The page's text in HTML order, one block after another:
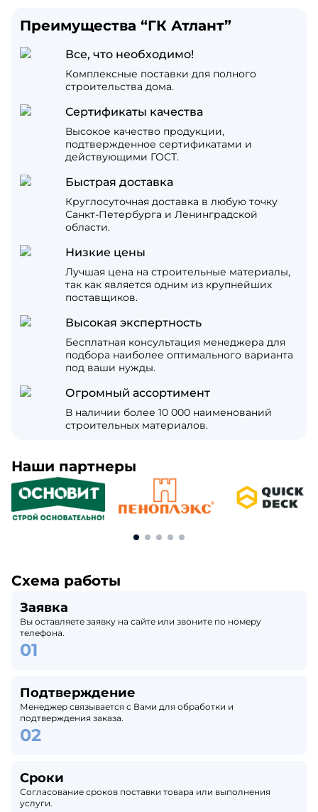
Преимущества “ГК Атлант”
Все, что необходимо!
Комплексные поставки для полного
строительства дома.
Сертификаты качества
Высокое качество продукции,
подтвержденное сертификатами и
действующими ГОСТ.
Быстрая доставка
Круглосуточная доставка в любую точку
Санкт-Петербурга и Ленинградской
области.
Низкие цены
Лучшая цена на строительные материалы,
так как является одним из крупнейших
поставщиков.
Высокая экспертность
Бесплатная консультация менеджера для
подбора наиболее оптимального варианта
под ваши нужды.
Огромный ассортимент
В наличии более 10 000 наименований
строительных материалов.
Наши партнеры
Схема работы
Заявка
Вы оставляете заявку на сайте или звоните по номеру
телефона.
Подтверждение
Менеджер связывается с Вами для обработки и
подтверждения заказа.
Сроки
Согласование сроков поставки товара или выполнения
услуги.